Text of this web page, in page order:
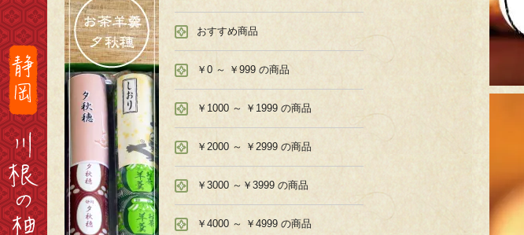
おすすめ商品
￥0 ～ ￥999 の商品
￥1000 ～ ￥1999 の商品
￥2000 ～ ￥2999 の商品
￥3000 ～￥3999 の商品
￥4000 ～ ￥4999 の商品